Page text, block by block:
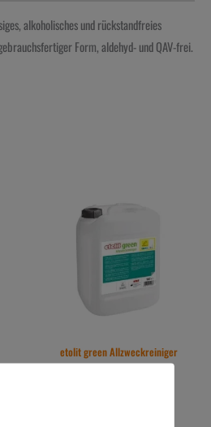
alkoholisches und rückstandfreies
fertiger Form, aldehyd- und QAV-frei.
etolit green Allzweckreiniger